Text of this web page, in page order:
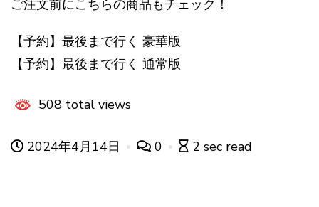
ご注文前にこちらの商品もチェック！
【予約】最後まで行く 豪華版
【予約】最後まで行く 通常版
508 total views
2024年4月14日 0 2 sec read